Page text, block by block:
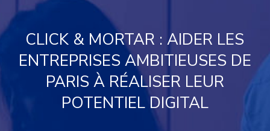
CLICK & MORTAR : AIDER LES
ENTREPRISES AMBITIEUSES DE
PARIS À RÉALISER LEUR
POTENTIEL DIGITAL